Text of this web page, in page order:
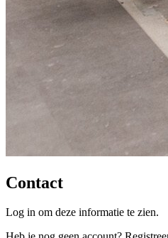
Contact
Log in om deze informatie te zien.